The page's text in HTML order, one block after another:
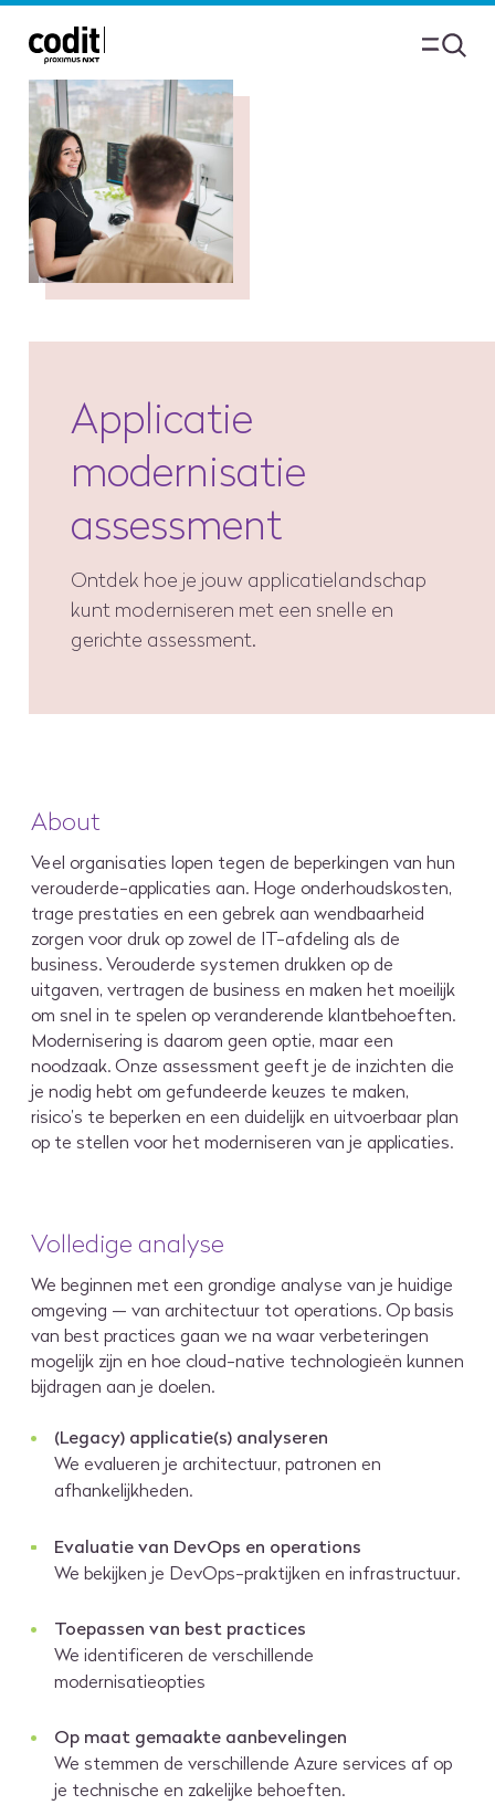
Applicatie
modernisatie
assessment
Ontdek hoe je jouw applicatielandschap
kunt moderniseren met een snelle en
gerichte assessment.
About
Veel organisaties lopen tegen de beperkingen van hun
verouderde-applicaties aan. Hoge onderhoudskosten,
trage prestaties en een gebrek aan wendbaarheid
zorgen voor druk op zowel de IT-afdeling als de
business. Verouderde systemen drukken op de
uitgaven, vertragen de business en maken het moeilijk
om snel in te spelen op veranderende klantbehoeften.
Modernisering is daarom geen optie, maar een
noodzaak. Onze assessment geeft je de inzichten die
je nodig hebt om gefundeerde keuzes te maken,
risico’s te beperken en een duidelijk en uitvoerbaar plan
op te stellen voor het moderniseren van je applicaties.
Volledige analyse
We beginnen met een grondige analyse van je huidige
omgeving — van architectuur tot operations. Op basis
van best practices gaan we na waar verbeteringen
mogelijk zijn en hoe cloud-native technologieën kunnen
bijdragen aan je doelen.
(Legacy) applicatie(s) analyseren
We evalueren je architectuur, patronen en
afhankelijkheden.
Evaluatie van DevOps en operations
We bekijken je DevOps-praktijken en infrastructuur.
Toepassen van best practices
We identificeren de verschillende
modernisatieopties
Op maat gemaakte aanbevelingen
We stemmen de verschillende Azure services af op
je technische en zakelijke behoeften.